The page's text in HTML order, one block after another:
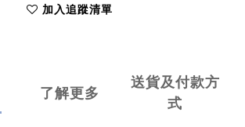
加入追蹤清單
了解更多
送貨及付款方
式